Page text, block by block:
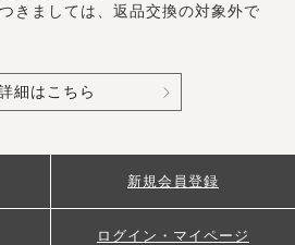
きましては、返品交換の対象外で
細はこちら
新規会員登録
ログイン・マイページ